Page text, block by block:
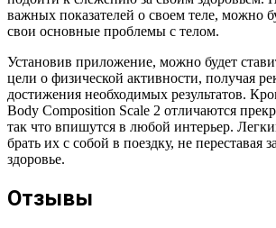
важных показателей о своем теле, можно
свои основные проблемы с телом.
Установив приложение, можно будет
цели о физической активности, получая
достижения необходимых результатов.
Body Composition Scale 2 отличаются
так что впишутся в любой интерьер.
брать их с собой в поездку, не переставая
здоровье.
Отзывы